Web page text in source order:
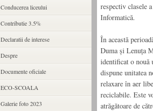
respectiv clasele
Informatică.
În această
Duma și Lenuța
identificat o nouă
dispune unitatea
relaxare în aer
reciclabile. Este
atrăgătoare de
Conducerea liceului
Contributie 3.5%
Declaratii de interese
Despre
Documente oficiale
ECO-SCOALA
Galerie foto 2023